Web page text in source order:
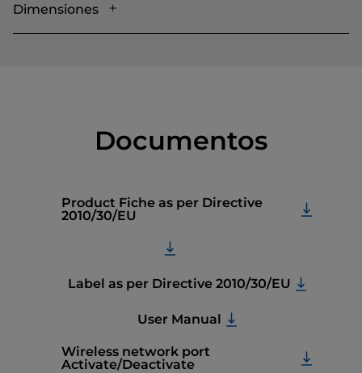
Dimensiones
Documentos
Product Fiche as per Directive
2010/30/EU
Label as per Directive 2010/30/EU
User Manual
Wireless network port
Activate/Deactivate